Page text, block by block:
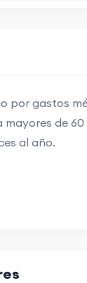
por gastos
mayores de
al año.